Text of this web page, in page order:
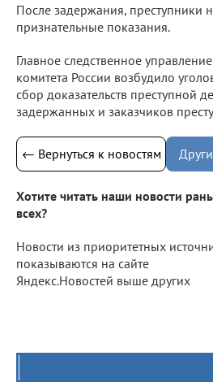
После задержания, преступники
признательные показания.
Главное следственное
комитета России возбудило
сбор доказательств преступной
задержанных и заказчиков
← Вернуться к новостям
Хотите читать наши новости
всех?
Новости из приоритетных
показываются на сайте
Яндекс.Новостей выше других